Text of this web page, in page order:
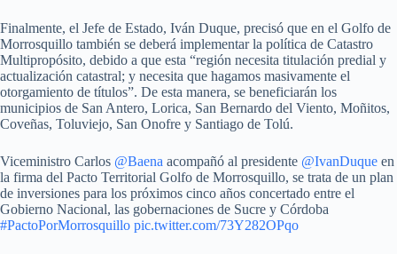
Finalmente, el Jefe de Estado, Iván Duque, precisó que en el Golfo de
Morrosquillo también se deberá implementar la política de Catastro
Multipropósito, debido a que esta “región necesita titulación predial y
actualización catastral; y necesita que hagamos masivamente el
otorgamiento de títulos”. De esta manera, se beneficiarán los
municipios de San Antero, Lorica, San Bernardo del Viento, Moñitos,
Coveñas, Toluviejo, San Onofre y Santiago de Tolú.
Viceministro Carlos @Baena acompañó al presidente @IvanDuque en
la firma del Pacto Territorial Golfo de Morrosquillo, se trata de un plan
de inversiones para los próximos cinco años concertado entre el
Gobierno Nacional, las gobernaciones de Sucre y Córdoba
#PactoPorMorrosquillo pic.twitter.com/73Y282OPqo